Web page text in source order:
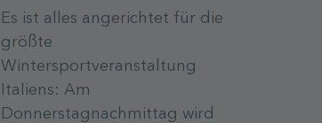
Es ist alles angerichtet für die
größte
Wintersportveranstaltung
Italiens: Am
Donnerstagnachmittag wird